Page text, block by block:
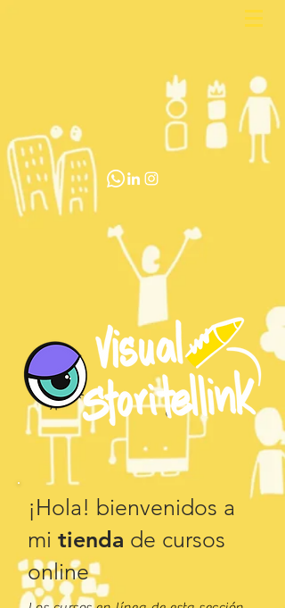
¡Hola! bienvenidos a
mi tienda de cursos
online